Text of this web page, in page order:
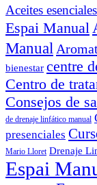
Aceites esenciales
Espai Manual
Manual
bienestar centre
Centro de
Consejos de
de drenaje linfático manual
presenciales
Mario Lloret Drenaje
Espai